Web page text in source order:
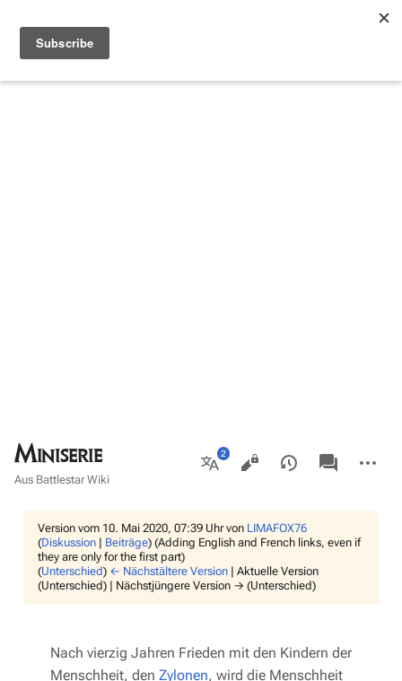
Miniserie
Aus Battlestar Wiki
Weitere
Ansichten
associated-
pages
Aktionen
Version vom 10. Mai 2020, 07:39 Uhr von LIMAFOX76
(Diskussion | Beiträge) (Adding English and French links, even if
they are only for the first part)
(Unterschied) ← Nächstältere Version | Aktuelle Version
(Unterschied) | Nächstjüngere Version → (Unterschied)
Nach vierzig Jahren Frieden mit den Kindern der
Menschheit, den Zylonen, wird die Menschheit